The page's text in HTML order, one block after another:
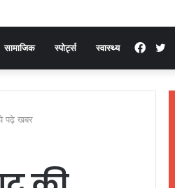
सामाजिक स्पोर्ट्स स्वास्थ्य
पढ़े खबर